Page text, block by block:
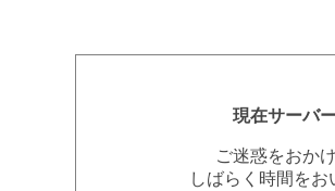
現在サーバ
ご迷惑をおか
しばらく時間を